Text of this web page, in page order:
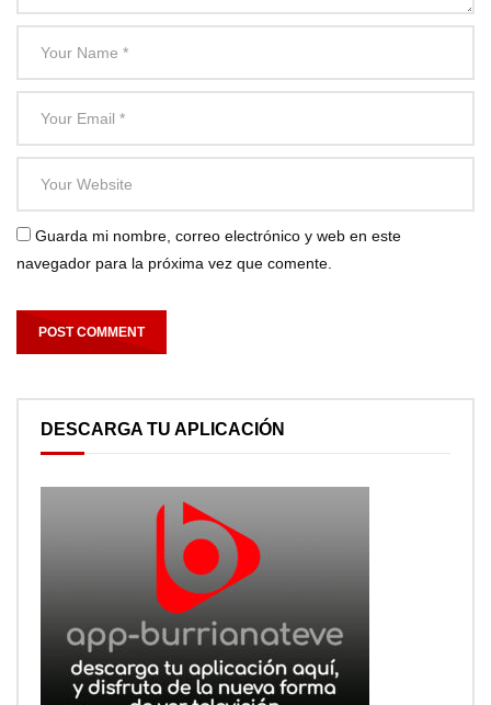
Guarda mi nombre, correo electrónico y web en este
navegador para la próxima vez que comente.
DESCARGA TU APLICACIÓN